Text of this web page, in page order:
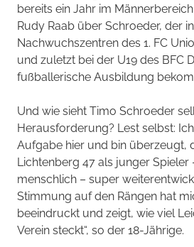
bereits ein Jahr im
Rudy Raab über Schroeder, der
Nachwuchszentren des 1. FC
und zuletzt bei der U19 des BFC
fußballerische Ausbildung
Und wie sieht Timo Schroeder
Herausforderung? Lest selbst:
Aufgabe hier und bin überzeugt,
Lichtenberg 47 als junger
menschlich – super
Stimmung auf den Rängen hat
beeindruckt und zeigt, wie viel
Verein steckt“, so der 18-Jährige.